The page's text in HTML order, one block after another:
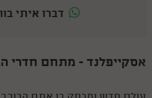
דברו איתי
אסקייפלנד - מתחם חדרי